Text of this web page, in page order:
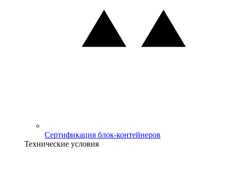
Сертификация блок-контейнеров
Технические условия